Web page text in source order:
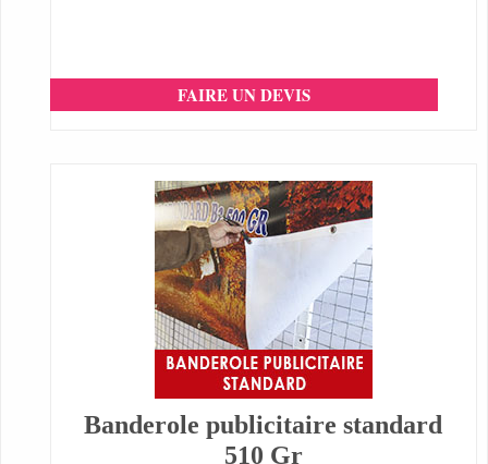
FAIRE UN DEVIS
Banderole publicitaire standard
510 Gr